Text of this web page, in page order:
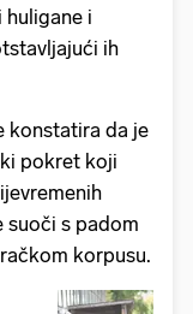
huligane i
ih
konstatira da je
pokret koji
suoči s padom
korpusu.